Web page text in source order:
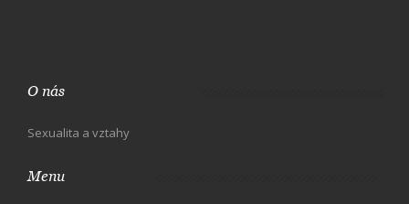
O nás
Sexualita a vztahy
Menu